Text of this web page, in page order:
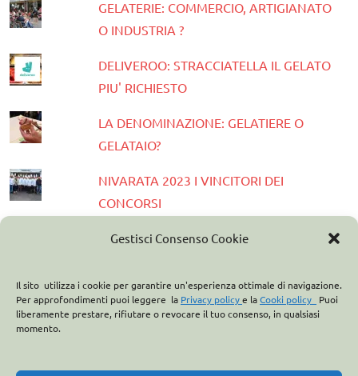
Gestisci Consenso Cookie
Il sito utilizza i cookie per garantire un'esperienza ottimale di navigazione.
Per approfondimenti puoi leggere la Privacy policye laCooki policy
Puoi
liberamente prestare, rifiutare o revocare il tuo consenso, in qualsiasi
momento.
GELATERIE: COMMERCIO, ARTIGIANATO
O INDUSTRIA ?
DELIVEROO: STRACCIATELLA IL GELATO
PIU' RICHIESTO
LA DENOMINAZIONE: GELATIERE O
GELATAIO?
NIVARATA 2023 I VINCITORI DEI
CONCORSI
PRESENTATA LA GUIDA GELATERIE
ASSOCIAZIONE ITALIANA GELATIERI:
CASA OPTIMA PARTNER